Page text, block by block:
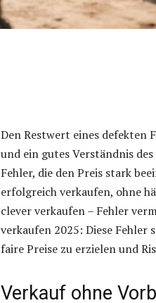
Den Restwert eines defekten
und ein gutes Verständnis
Fehler, die den Preis stark
erfolgreich verkaufen, ohne
clever verkaufen – Fehler
verkaufen 2025: Diese
faire Preise zu erzielen und
Verkauf ohne